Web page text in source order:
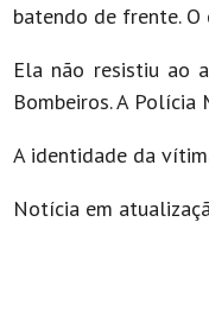
batendo de frente.
Ela não resistiu ao
Bombeiros. A
A identidade da
Notícia em